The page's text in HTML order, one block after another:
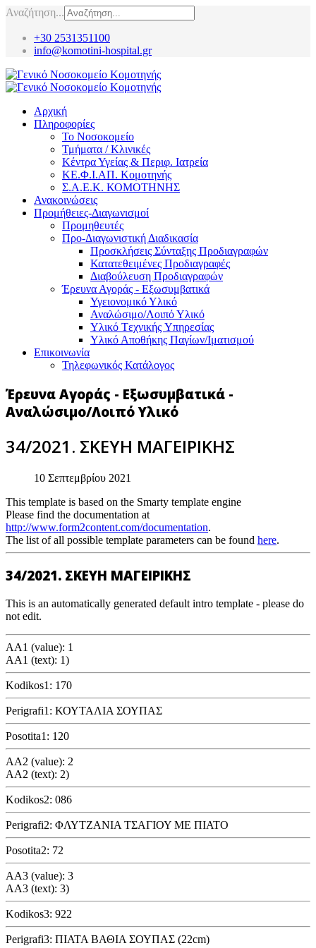
Αναζήτηση...
+30 2531351100
info@komotini-hospital.gr
Αρχική
Πληροφορίες
Το Νοσοκομείο
Τμήματα / Κλινικές
Κέντρα Υγείας & Περιφ. Ιατρεία
ΚΕ.Φ.Ι.ΑΠ. Κομοτηνής
Σ.Α.Ε.Κ. ΚΟΜΟΤΗΝΗΣ
Ανακοινώσεις
Προμήθειες-Διαγωνισμοί
Προμηθευτές
Προ-Διαγωνιστική Διαδικασία
Προσκλήσεις Σύνταξης Προδιαγραφών
Κατατεθειμένες Προδιαγραφές
Διαβούλευση Προδιαγραφών
Έρευνα Αγοράς - Εξωσυμβατικά
Υγειονομικό Υλικό
Αναλώσιμο/Λοιπό Υλικό
Υλικό Tεχνικής Yπηρεσίας
Υλικό Αποθήκης Παγίων/Ιματισμού
Επικοινωνία
Τηλεφωνικός Κατάλογος
Έρευνα Αγοράς - Εξωσυμβατικά -
Αναλώσιμο/Λοιπό Υλικό
34/2021. ΣΚΕΥΗ ΜΑΓΕΙΡΙΚΗΣ
10 Σεπτεμβρίου 2021
This template is based on the Smarty template engine
Please find the documentation at
http://www.form2content.com/documentation.
The list of all possible template parameters can be found here.
34/2021. ΣΚΕΥΗ ΜΑΓΕΙΡΙΚΗΣ
This is an automatically generated default intro template - please do
not edit.
AA1 (value): 1
AA1 (text): 1)
Kodikos1: 170
Perigrafi1: ΚΟΥΤΑΛΙΑ ΣΟΥΠΑΣ
Posotita1: 120
AA2 (value): 2
AA2 (text): 2)
Kodikos2: 086
Perigrafi2: ΦΛΥΤΖΑΝΙΑ ΤΣΑΓΙΟΥ ΜΕ ΠΙΑΤΟ
Posotita2: 72
AA3 (value): 3
AA3 (text): 3)
Kodikos3: 922
Perigrafi3: ΠΙΑΤΑ ΒΑΘΙΑ ΣΟΥΠΑΣ (22cm)